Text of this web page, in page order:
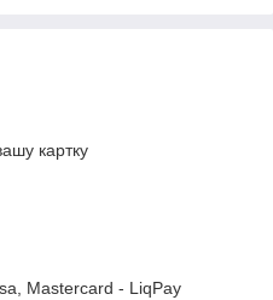
картку
Mastercard - LiqPay